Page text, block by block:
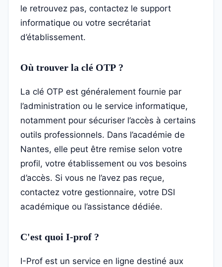
le retrouvez pas, contactez le support
informatique ou votre secrétariat
d’établissement.
Où trouver la clé OTP ?
La clé OTP est généralement fournie par
l’administration ou le service informatique,
notamment pour sécuriser l’accès à certains
outils professionnels. Dans l’académie de
Nantes, elle peut être remise selon votre
profil, votre établissement ou vos besoins
d’accès. Si vous ne l’avez pas reçue,
contactez votre gestionnaire, votre DSI
académique ou l’assistance dédiée.
C'est quoi I-prof ?
I-Prof est un service en ligne destiné aux